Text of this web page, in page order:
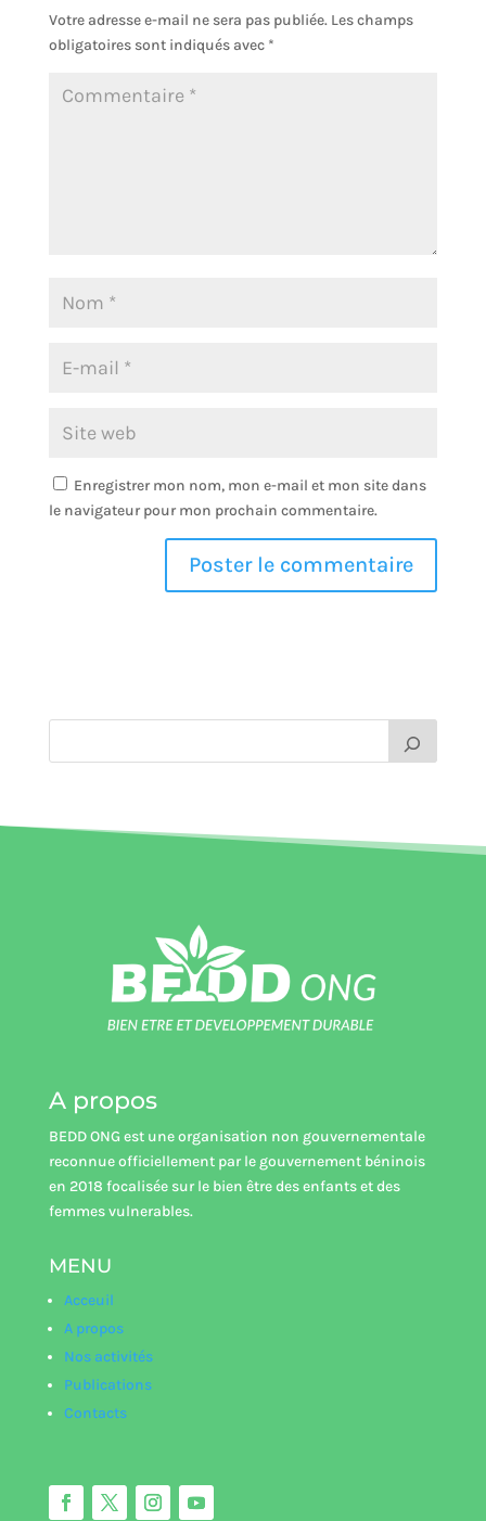
Votre adresse e-mail ne sera pas publiée. Les champs
obligatoires sont indiqués avec *
Enregistrer mon nom, mon e-mail et mon site dans
le navigateur pour mon prochain commentaire.
A propos
BEDD ONG est une organisation non gouvernementale
reconnue officiellement par le gouvernement béninois
en 2018 focalisée sur le bien être des enfants et des
femmes vulnerables.
MENU
Acceuil
A propos
Nos activités
Publications
Contacts